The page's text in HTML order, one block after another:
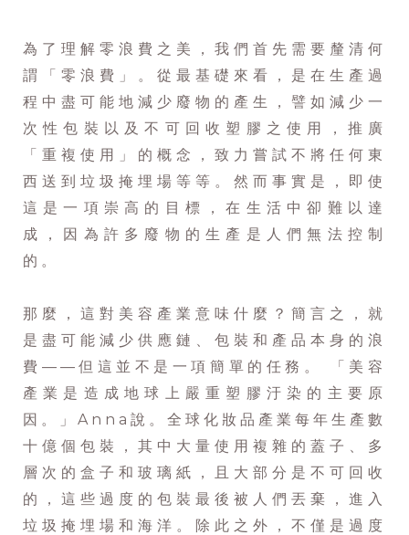
為了理解零浪費之美，我們首先需要釐清何
謂「零浪費」。從最基礎來看，是在生產過
程中盡可能地減少廢物的產生，譬如減少一
次性包裝以及不可回收塑膠之使用，推廣
「重複使用」的概念，致力嘗試不將任何東
西送到垃圾掩埋場等等。然而事實是，即使
這是一項崇高的目標，在生活中卻難以達
成，因為許多廢物的生產是人們無法控制
的。
那麼，這對美容產業意味什麼？簡言之，就
是盡可能減少供應鏈、包裝和產品本身的浪
費——但這並不是一項簡單的任務。 「美容
產業是造成地球上嚴重塑膠汙染的主要原
因。」Anna說。全球化妝品產業每年生產數
十億個包裝，其中大量使用複雜的蓋子、多
層次的盒子和玻璃紙，且大部分是不可回收
的，這些過度的包裝最後被人們丟棄，進入
垃圾掩埋場和海洋。除此之外，不僅是過度